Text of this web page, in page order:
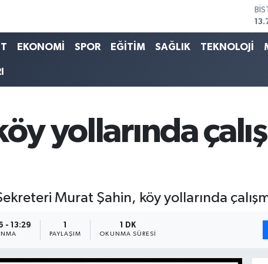
EKONOMİ SPOR EĞİTİM SAĞLIK TEKNOLOJİ
yollarında
Murat Şahin, köy yollarında
- 13:29
PAYLAŞIM
1 DK
OKUNMA SÜRESI